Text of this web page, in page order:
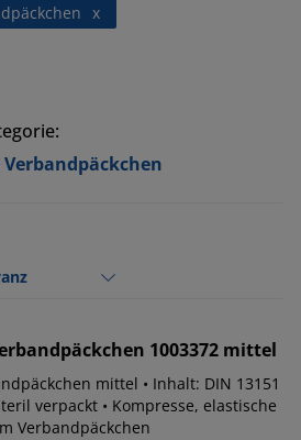
x
1003372 mittel
mittel • Inhalt: DIN 13151
verpackt • Kompresse, elastische
Verbandpäckchen